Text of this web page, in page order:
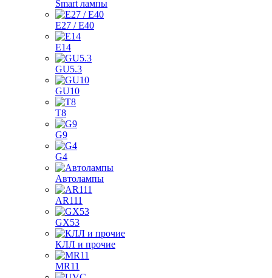
Smart лампы
E27 / E40
E14
GU5.3
GU10
T8
G9
G4
Автолампы
AR111
GX53
КЛЛ и прочие
MR11